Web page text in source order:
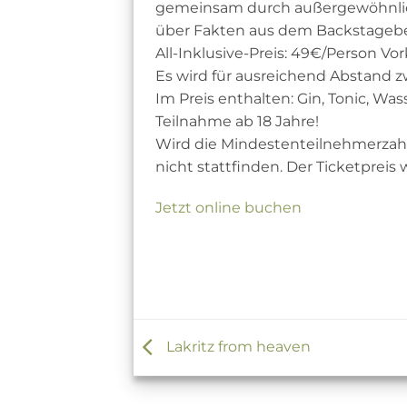
gemeinsam durch
über Fakten aus dem
All-Inklusive-Preis: 49€/Person
Es wird für ausreichend Abstand
Im Preis enthalten: Gin, Tonic,
Teilnahme ab 18 Jahre!
Wird die
nicht stattfinden. Der Ticketpreis
Jetzt online buchen
Lakritz from heaven